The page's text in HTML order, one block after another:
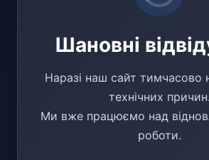
Шановні
Наразі наш сайт тимчасово
технічних причин.
Ми вже працюємо над
роботи.